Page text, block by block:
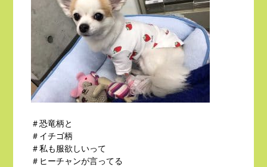
＃恐竜柄と
＃イチゴ柄
＃私も服欲しいって
＃ヒーチャンが言ってる